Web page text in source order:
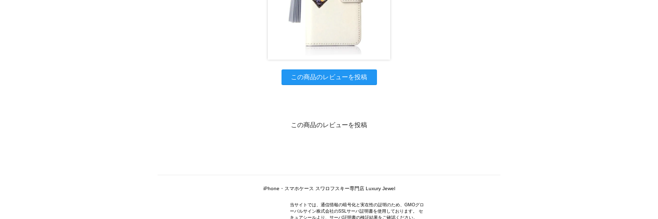
この商品のレビューを投稿
この商品のレビューを投稿
iPhone・スマホケース スワロフスキー専門店 Luxury Jewel
当サイトでは、通信情報の暗号化と実在性の証明のため、GMOグロ
ーバルサイン株式会社のSSLサーバ証明書を使用しております。 セ
キュアシールより、サーバ証明書の検証結果をご確認ください。